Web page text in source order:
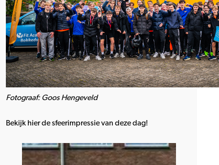
Fotograaf: Goos Hengeveld
Bekijk hier de sfeerimpressie van deze dag!